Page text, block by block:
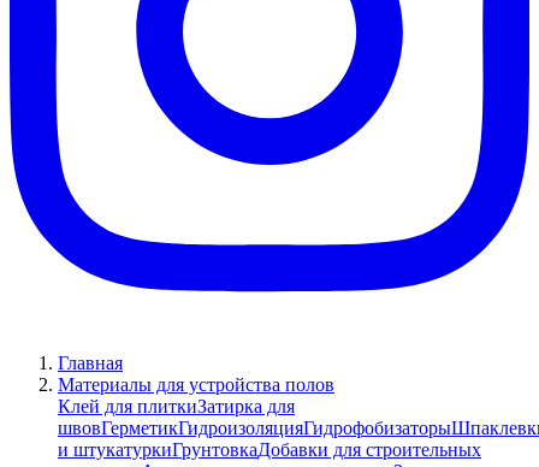
Главная
Материалы для устройства полов
Клей для плиткиЗатирка для
швовГерметикГидроизоляцияГидрофобизаторы
и штукатуркиГрунтовкаДобавки для строительных